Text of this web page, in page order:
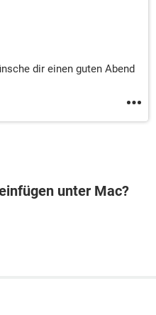
dir einen guten Abend
unter Mac?